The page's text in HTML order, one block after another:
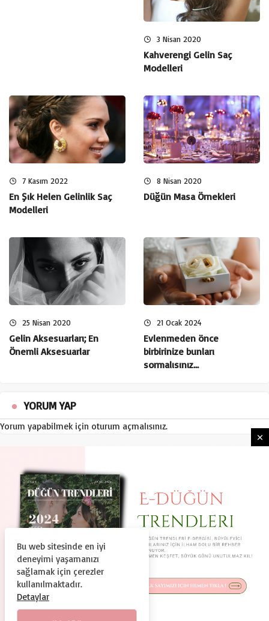
3 Nisan 2020
Kahverengi Gelin Saç
Modelleri
7 Kasım 2022
En Şık Helen Gelinlik Saç
Modelleri
8 Nisan 2020
Düğün Masa Örnekleri
25 Nisan 2020
Gelin Aksesuarları; En
Önemli Aksesuarlar
21 Ocak 2024
Evlenmeden önce
birbirinize bunları
sormalısınız…
YORUM YAP
Yorum yapabilmek için oturum açmalısınız.
HAKKIMIZDA
KULLANIM ŞARTLARI
GIZLILIK VE GÜVENLIK
© Copyright 2024, Tüm Hakları Saklıdır
Duguntrendleri.com Bir Dtc Teknoloji ve Organizasyon A.Ş.
Bu web sitesinde en iyi
deneyimi yaşamanızı
sağlamak için çerezler
kullanılmaktadır.
Detaylar